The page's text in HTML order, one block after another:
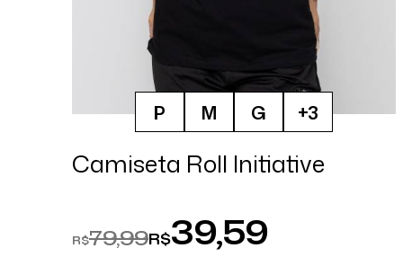
P M G +3
Camiseta Roll Initiative
R$79,99R$39,59